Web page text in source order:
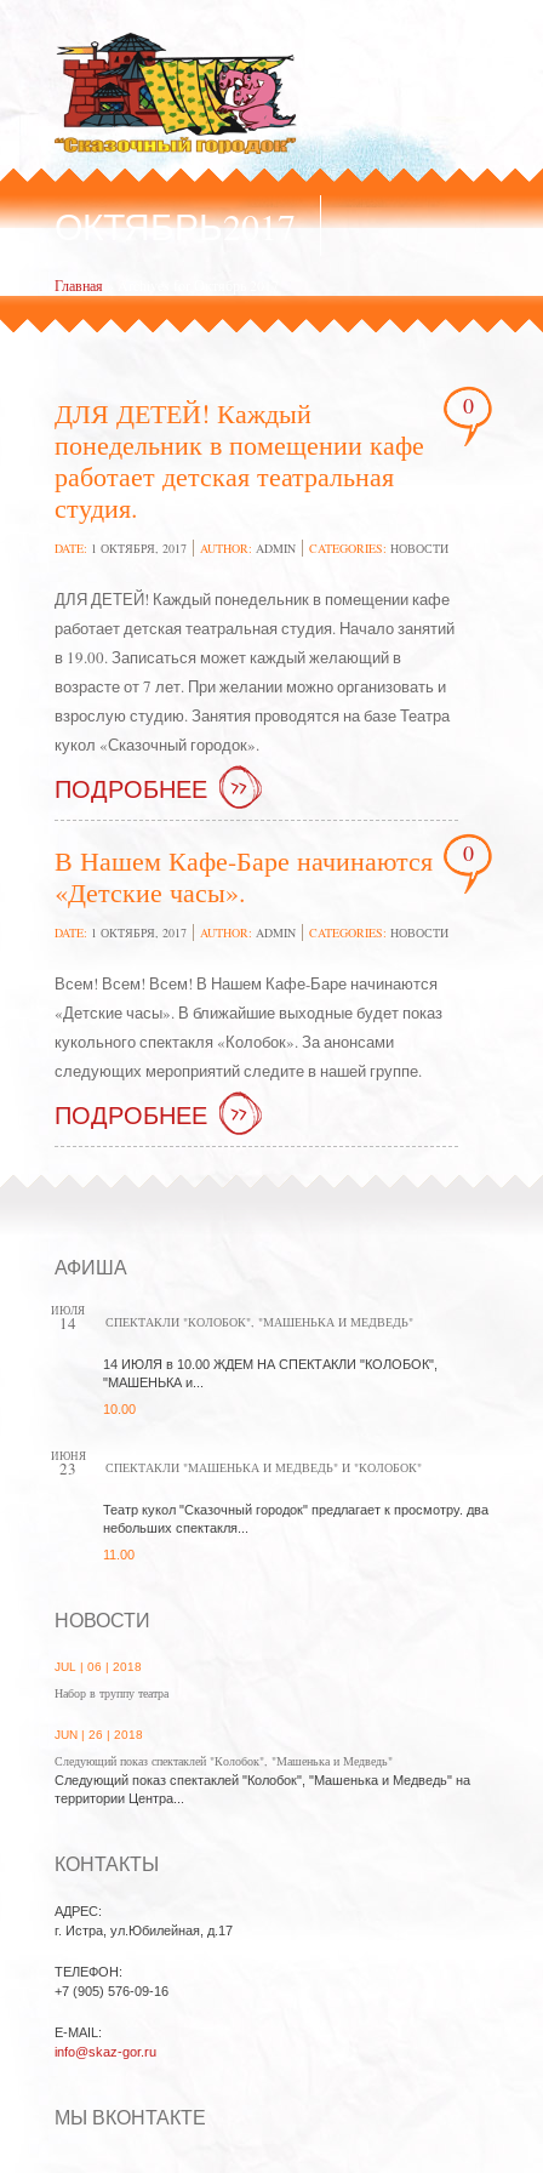
ОКТЯБРЬ2017
Главная
ДЛЯ ДЕТЕЙ! Каждый
понедельник в помещении кафе
работает детская театральная
студия.
DATE: 1 ОКТЯБРЯ, 2017 AUTHOR: ADMIN CATEGORIES: НОВОСТИ
0
ДЛЯ ДЕТЕЙ! Каждый понедельник в помещении кафе
работает детская театральная студия. Начало занятий
в 19.00. Записаться может каждый желающий в
возрасте от 7 лет. При желании можно организовать и
взрослую студию. Занятия проводятся на базе Театра
кукол «Сказочный городок».
ПОДРОБНЕЕ
В Нашем Кафе-Баре начинаются
«Детские часы».
DATE: 1 ОКТЯБРЯ, 2017 AUTHOR: ADMIN CATEGORIES: НОВОСТИ
0
Всем! Всем! Всем! В Нашем Кафе-Баре начинаются
«Детские часы». В ближайшие выходные будет показ
кукольного спектакля «Колобок». За анонсами
следующих мероприятий следите в нашей группе.
ПОДРОБНЕЕ
АФИША
ИЮЛЯ
14 СПЕКТАКЛИ "КОЛОБОК", "МАШЕНЬКА И МЕДВЕДЬ"
14 ИЮЛЯ в 10.00 ЖДЕМ НА СПЕКТАКЛИ "КОЛОБОК",
"МАШЕНЬКА и...
10.00
ИЮНЯ
23 СПЕКТАКЛИ "МАШЕНЬКА И МЕДВЕДЬ" И "КОЛОБОК"
Театр кукол "Сказочный городок" предлагает к просмотру. два
небольших спектакля...
11.00
НОВОСТИ
JUL | 06 | 2018
Набор в труппу театра
JUN | 26 | 2018
Следующий показ спектаклей "Колобок", "Машенька и Медведь"
Следующий показ спектаклей "Колобок", "Машенька и Медведь" на
территории Центра...
КОНТАКТЫ
АДРЕС:
г. Истра, ул.Юбилейная, д.17
ТЕЛЕФОН:
+7 (905) 576-09-16
E-MAIL:
info@skaz-gor.ru
МЫ ВКОНТАКТЕ